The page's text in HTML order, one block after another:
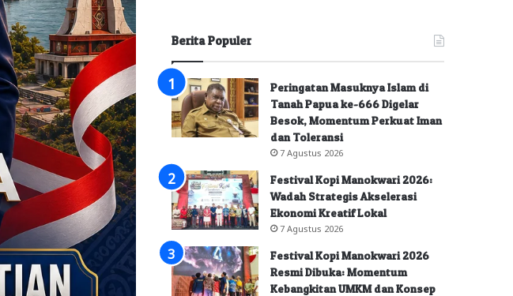
Berita Populer
Peringatan Masuknya Islam di
Tanah Papua ke-666 Digelar
Besok, Momentum Perkuat Iman
dan Toleransi
7 Agustus 2026
Festival Kopi Manokwari 2026:
Wadah Strategis Akselerasi
Ekonomi Kreatif Lokal
7 Agustus 2026
Festival Kopi Manokwari 2026
Resmi Dibuka: Momentum
Kebangkitan UMKM dan Konsep